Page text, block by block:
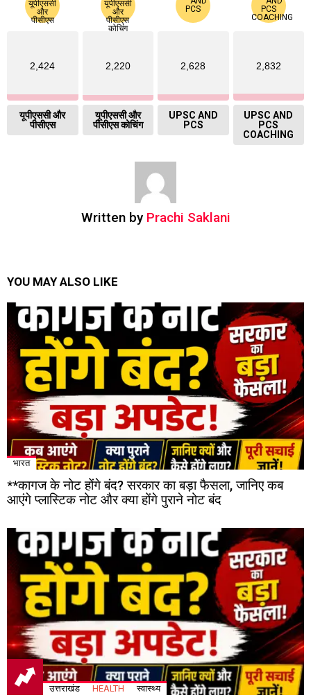
2,424
यूपीएससी और
पीसीएस
2,220
यूपीएससी और
पीसीएस कोचिंग
2,628
UPSC AND
PCS
2,832
UPSC AND
PCS
COACHING
Written by Prachi Saklani
YOU MAY ALSO LIKE
भारत
**कागज के नोट होंगे बंद? सरकार का बड़ा फैसला, जानिए कब
आएंगे प्लास्टिक नोट और क्या होंगे पुराने नोट बंद
उत्तराखंड HEALTH स्वास्थ्य